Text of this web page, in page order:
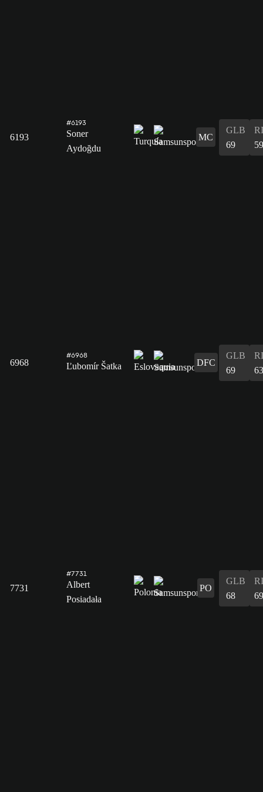
6193
#6193
Soner
Aydoğdu
MC
GLB
69
59
6968
#6968
Ľubomír Šatka DFC
GLB
69
63
7731
#7731
Albert
Posiadała
PO
GLB
68
69